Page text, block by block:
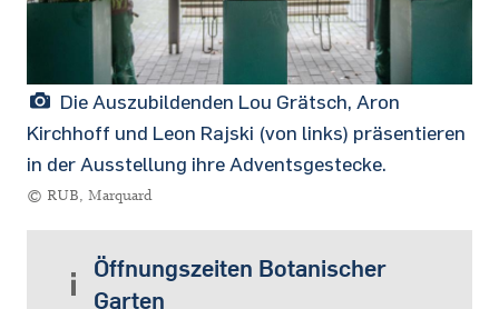
Die Auszubildenden Lou Grätsch, Aron
Kirchhoff und Leon Rajski (von links) präsentieren
in der Ausstellung ihre Adventsgestecke.
© RUB, Marquard
Öffnungszeiten Botanischer
Garten